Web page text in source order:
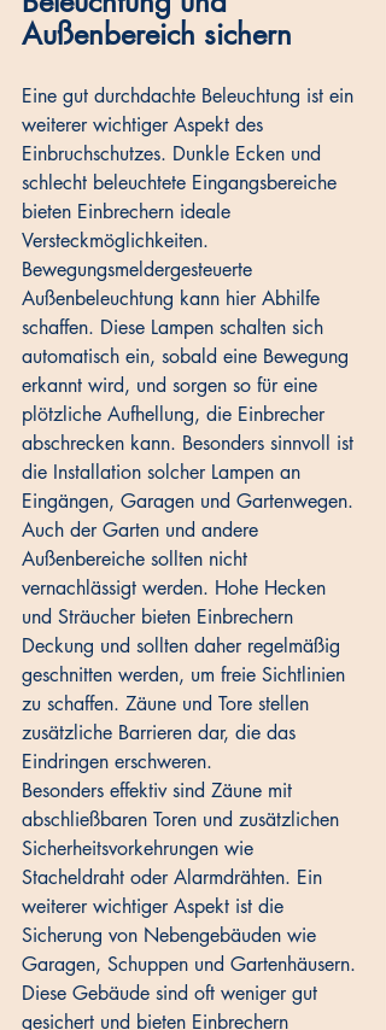
Außenbereich sichern
Eine gut durchdachte Beleuchtung ist ein
weiterer wichtiger Aspekt des
Einbruchschutzes. Dunkle Ecken und
schlecht beleuchtete Eingangsbereiche
bieten Einbrechern ideale
Versteckmöglichkeiten.
Bewegungsmeldergesteuerte
Außenbeleuchtung kann hier Abhilfe
schaffen. Diese Lampen schalten sich
automatisch ein, sobald eine Bewegung
erkannt wird, und sorgen so für eine
plötzliche Aufhellung, die Einbrecher
abschrecken kann. Besonders sinnvoll ist
die Installation solcher Lampen an
Eingängen, Garagen und Gartenwegen.
Auch der Garten und andere
Außenbereiche sollten nicht
vernachlässigt werden. Hohe Hecken
und Sträucher bieten Einbrechern
Deckung und sollten daher regelmäßig
geschnitten werden, um freie Sichtlinien
zu schaffen. Zäune und Tore stellen
zusätzliche Barrieren dar, die das
Eindringen erschweren.
Besonders effektiv sind Zäune mit
abschließbaren Toren und zusätzlichen
Sicherheitsvorkehrungen wie
Stacheldraht oder Alarmdrähten. Ein
weiterer wichtiger Aspekt ist die
Sicherung von Nebengebäuden wie
Garagen, Schuppen und Gartenhäusern.
Diese Gebäude sind oft weniger gut
gesichert und bieten Einbrechern